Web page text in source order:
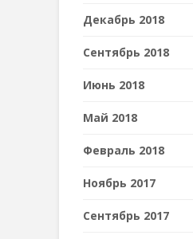
Декабрь 2018
Сентябрь 2018
Июнь 2018
Май 2018
Февраль 2018
Ноябрь 2017
Сентябрь 2017